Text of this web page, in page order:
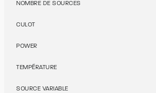
NOMBRE DE SOURCES
CULOT
POWER
TEMPÉRATURE
SOURCE VARIABLE